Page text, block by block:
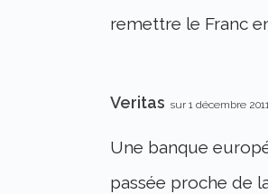
remettre le Franc
Veritas sur 1 décembre
Une banque
passée proche de